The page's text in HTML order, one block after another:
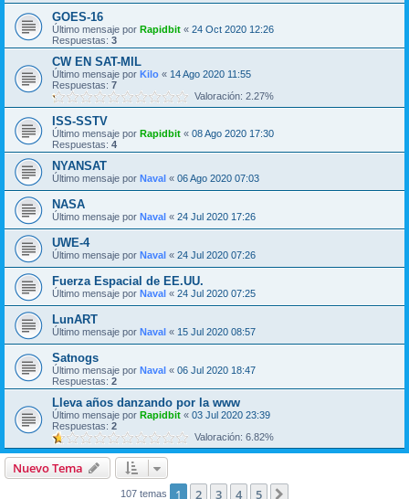
GOES-16
Último mensaje por Rapidbit « 24 Oct 2020 12:26
Respuestas: 3
CW EN SAT-MIL
Último mensaje por Kilo « 14 Ago 2020 11:55
Respuestas: 7
Valoración: 2.27%
ISS-SSTV
Último mensaje por Rapidbit « 08 Ago 2020 17:30
Respuestas: 4
NYANSAT
Último mensaje por Naval « 06 Ago 2020 07:03
NASA
Último mensaje por Naval « 24 Jul 2020 17:26
UWE-4
Último mensaje por Naval « 24 Jul 2020 07:26
Fuerza Espacial de EE.UU.
Último mensaje por Naval « 24 Jul 2020 07:25
LunART
Último mensaje por Naval « 15 Jul 2020 08:57
Satnogs
Último mensaje por Naval « 06 Jul 2020 18:47
Respuestas: 2
Lleva años danzando por la www
Último mensaje por Rapidbit « 03 Jul 2020 23:39
Respuestas: 2
Valoración: 6.82%
Nuevo Tema
107 temas 1 2 3 4 5